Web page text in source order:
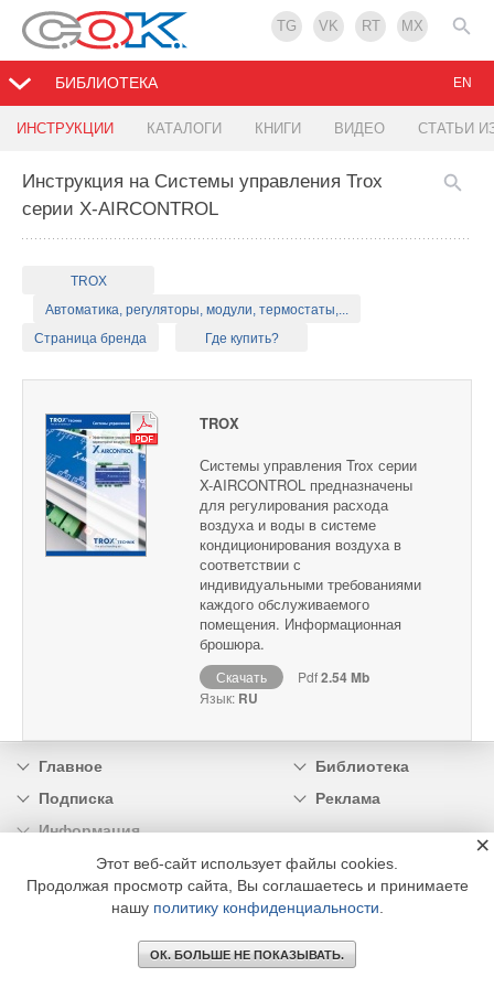
TG VK RT MX
БИБЛИОТЕКА
ИНСТРУКЦИИ КАТАЛОГИ КНИГИ ВИДЕО СТАТЬИ
EN
Инструкция на Системы управления Trox
серии X-AIRCONTROL
TROX
Автоматика, регуляторы, модули, термостаты,...
Страница бренда
Где купить?
TROX
Системы управления Trox серии
X-AIRCONTROL предназначены
для регулирования расхода
воздуха и воды в системе
кондиционирования воздуха в
соответствии с
индивидуальными требованиями
каждого обслуживаемого
помещения. Информационная
брошюра.
Скачать Pdf2.54 Mb
Язык: RU
Главное
Библиотека
Подписка
Реклама
Информация
© 2002 - 2026 OOO Издательский дом «МЕДИА ТЕХНОЛОДЖИ» +7 (495) 665-00-
00
Этот веб-сайт использует файлы cookies.
Продолжая просмотр сайта, Вы соглашаетесь и принимаете
нашу политику конфиденциальности
ОК. БОЛЬШЕ НЕ ПОКАЗЫВАТЬ.
×